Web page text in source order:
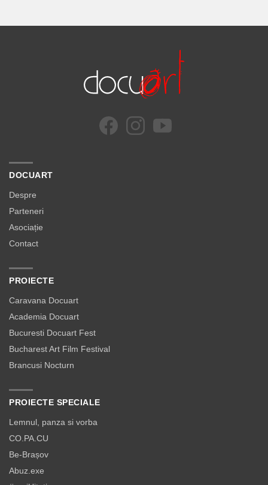
DOCUART
Despre
Parteneri
Asociație
Contact
PROIECTE
Caravana Docuart
Academia Docuart
Bucuresti Docuart Fest
Bucharest Art Film Festival
Brancusi Nocturn
PROIECTE SPECIALE
Lemnul, panza si vorba
CO.PA.CU
Be-Brașov
Abuz.exe